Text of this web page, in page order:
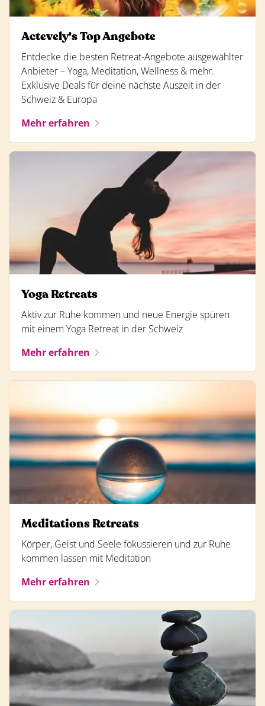
Actevely's Top Angebote
Entdecke die besten Retreat-Angebote ausgewählter
Anbieter – Yoga, Meditation, Wellness & mehr.
Exklusive Deals für deine nächste Auszeit in der
Schweiz & Europa
Mehr erfahren
Yoga Retreats
Aktiv zur Ruhe kommen und neue Energie spüren
mit einem Yoga Retreat in der Schweiz
Mehr erfahren
Meditations Retreats
Körper, Geist und Seele fokussieren und zur Ruhe
kommen lassen mit Meditation
Mehr erfahren